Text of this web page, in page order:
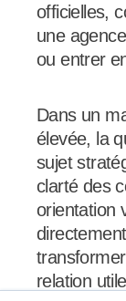
officielles,
une
ou entrer
Dans un
élevée, la
sujet
clarté des
orientation
relation